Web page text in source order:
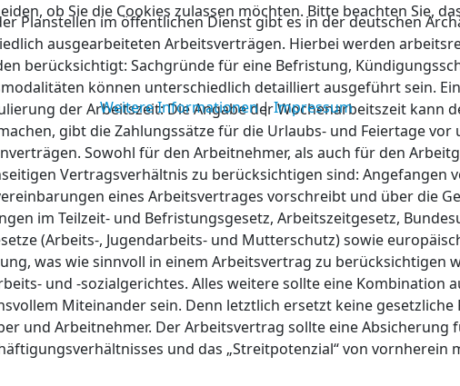
Planstellen im öffentlichen Dienst gibt es in der deutschen
ausgearbeiteten Arbeitsverträgen. Hierbei werden
berücksichtigt: Sachgründe für eine Befristung,
können unterschiedlich detailliert ausgeführt sein.
der Arbeitszeit: Die Angabe der Wochenarbeitszeit kann
gibt die Zahlungssätze für die Urlaubs- und Feiertage
Sowohl für den Arbeitnehmer, als auch für den
Vertragsverhältnis zu berücksichtigen sind: Angefangen
eines Arbeitsvertrages vorschreibt und über die
im Teilzeit- und Befristungsgesetz, Arbeitszeitgesetz,
(Arbeits-, Jugendarbeits- und Mutterschutz) sowie
was wie sinnvoll in einem Arbeitsvertrag zu berücksichtigen
und -sozialgerichtes. Alles weitere sollte eine Kombination
Miteinander sein. Denn letztlich ersetzt keine
und Arbeitnehmer. Der Arbeitsvertrag sollte eine Absicherung
und das „Streitpotenzial“ von vornherein
ob Sie die Cookies zulassen möchten. Bitte beachten Sie,
Weitere Informationen|Impressum